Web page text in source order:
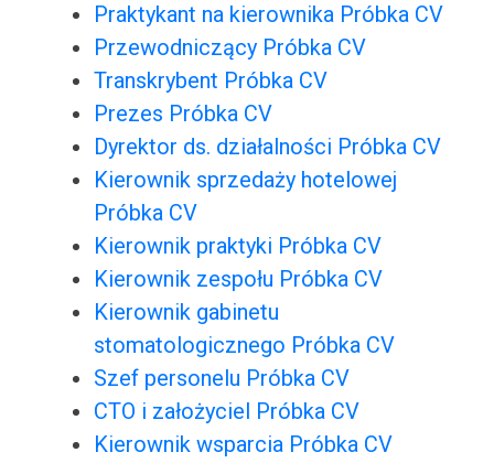
Praktykant na kierownika Próbka CV
Przewodniczący Próbka CV
Transkrybent Próbka CV
Prezes Próbka CV
Dyrektor ds. działalności Próbka CV
Kierownik sprzedaży hotelowej
Próbka CV
Kierownik praktyki Próbka CV
Kierownik zespołu Próbka CV
Kierownik gabinetu
stomatologicznego Próbka CV
Szef personelu Próbka CV
CTO i założyciel Próbka CV
Kierownik wsparcia Próbka CV